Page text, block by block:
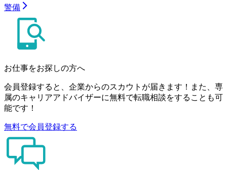
警備
お仕事をお探しの方へ
会員登録すると、企業からのスカウトが届きます！また、専
属のキャリアアドバイザーに無料で転職相談をすることも可
能です！
無料で会員登録する